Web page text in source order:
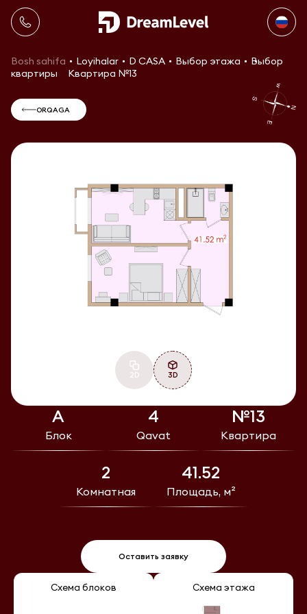
Bosh sahifa Loyihalar D CASA Выбор этажа
Выбор
квартиры
Квартира №13
А
Блок
4
Qavat
№13
Квартира
2
Комнатная
41.52
Площадь, м²
Оставить заявку
2D 3D
Схема блоков Схема этажа
ORQAGA